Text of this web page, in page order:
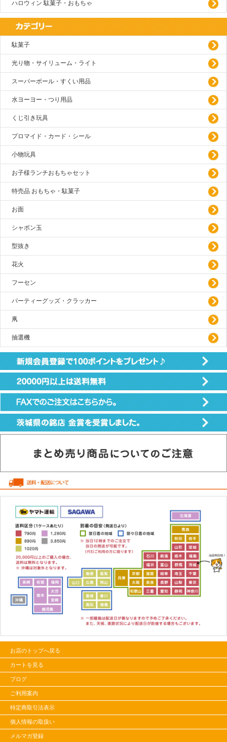
ハロウィン 駄菓子・おもちゃ
駄菓子
光り物・サイリューム・ライト
スーパーボール・すくい用品
水ヨーヨー・つり用品
くじ引き玩具
プロマイド・カード・シール
小物玩具
お子様ランチおもちゃセット
特売品 おもちゃ・駄菓子
お面
シャボン玉
型抜き
花火
フーセン
パーティーグッズ・クラッカー
凧
抽選機
お店のトップへ戻る
カートを見る
ブログ
ご利用案内
特定商取引法表示
個人情報の取扱い
メルマガ登録